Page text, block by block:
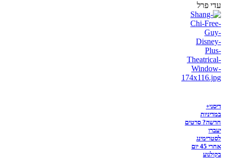
עדי פרל
דיסני+
במדיניות
חדשה? סרטים
יעברו
לסטרימינג
אחרי 45 יום
בקולנוע